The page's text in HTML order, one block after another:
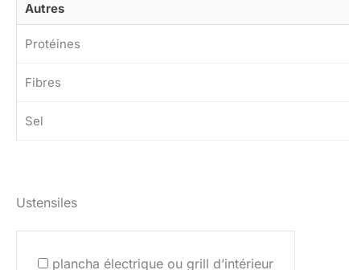
Autres
Protéines
Fibres
Sel
Ustensiles
plancha électrique ou grill d’intérieur